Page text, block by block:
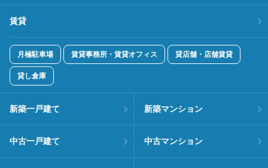
賃貸
月極駐車場 賃貸事務所・賃貸オフィス 貸店舗・店舗賃貸
貸し倉庫
新築一戸建て 新築マンション
中古一戸建て 中古マンション